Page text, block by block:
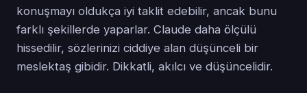
konuşmayı oldukça iyi taklit edebilir, ancak bunu
farklı şekillerde yaparlar. Claude daha ölçülü
hissedilir, sözlerinizi ciddiye alan düşünceli bir
meslektaş gibidir. Dikkatli, akılcı ve düşüncelidir.